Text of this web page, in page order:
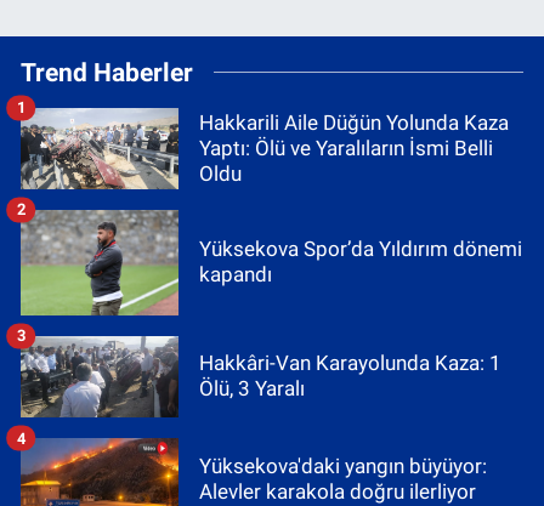
Trend Haberler
Hakkarili Aile Düğün Yolunda Kaza
Yaptı: Ölü ve Yaralıların İsmi Belli
Oldu
1
Yüksekova Spor’da Yıldırım dönemi
kapandı
2
Hakkâri-Van Karayolunda Kaza: 1
Ölü, 3 Yaralı
3
Yüksekova'daki yangın büyüyor:
Alevler karakola doğru ilerliyor
4